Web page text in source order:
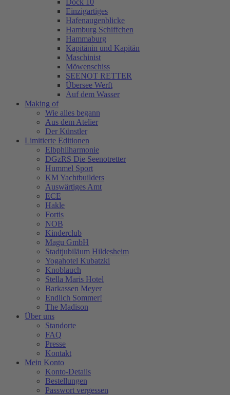
Dock 10
Einzigartiges
Hafenaugen­blicke
Hamburg Schiffchen
Hammaburg
Kapitänin und Kapitän
Maschinist
Möwenschiss
SEENOT RETTER
Übersee Werft
Auf dem Wasser
Making of
Wie alles begann
Aus dem Atelier
Der Künstler
Limitierte Editionen
Elbphilharmonie
DGzRS Die Seenotretter
Hummel Sport
KM Yachtbuilders
Auswärtiges Amt
ECE
Hakle
Fortis
NOB
Kinderclub
Magu GmbH
Stadtjubiläum Hildesheim
Yogahotel Kubatzki
Knoblauch
Stella Maris Hotel
Barkassen Meyer
Endlich Sommer!
The Madison
Über uns
Standorte
FAQ
Presse
Kontakt
Mein Konto
Konto-Details
Bestellungen
Passwort vergessen